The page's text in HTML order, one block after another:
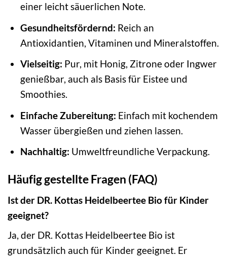
einer leicht säuerlichen Note.
Gesundheitsfördernd: Reich an
Antioxidantien, Vitaminen und Mineralstoffen.
Vielseitig: Pur, mit Honig, Zitrone oder Ingwer
genießbar, auch als Basis für Eistee und
Smoothies.
Einfache Zubereitung: Einfach mit kochendem
Wasser übergießen und ziehen lassen.
Nachhaltig: Umweltfreundliche Verpackung.
Häufig gestellte Fragen (FAQ)
Ist der DR. Kottas Heidelbeertee Bio für Kinder
geeignet?
Ja, der DR. Kottas Heidelbeertee Bio ist
grundsätzlich auch für Kinder geeignet. Er